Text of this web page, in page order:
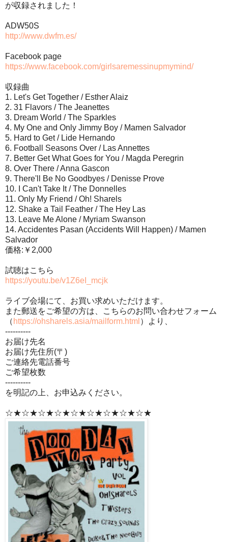
が収録されました！
ADW50S
http://www.dwfm.es/
Facebook page
https://www.facebook.com/girlsaremessinupmymind/
収録曲
1. Let's Get Together / Esther Alaiz
2. 31 Flavors / The Jeanettes
3. Dream World / The Sparkles
4. My One and Only Jimmy Boy / Mamen Salvador
5. Hard to Get / Lide Hernando
6. Football Seasons Over / Las Annettes
7. Better Get What Goes for You / Magda Peregrin
8. Over There / Anna Gascon
9. There'll Be No Goodbyes / Denisse Prove
10. I Can't Take It / The Donnelles
11. Only My Friend / Oh! Sharels
12. Shake a Tail Feather / The Hey Las
13. Leave Me Alone / Myriam Swanson
14. Accidentes Pasan (Accidents Will Happen) / Mamen
Salvador
価格:￥2,000
試聴はこちら
https://youtu.be/v1Z6eI_mcjk
ライブ会場にて、お買い求めいただけます。
また郵送をご希望の方は、こちらのお問い合わせフォーム
（ https://ohsharels.asia/mailform.html ）より、
----------
お届け先名
お届け先住所(〒)
ご連絡先電話番号
ご希望枚数
----------
を明記の上、お申込みください。
☆★☆★☆★☆★☆★☆★☆★☆★☆★